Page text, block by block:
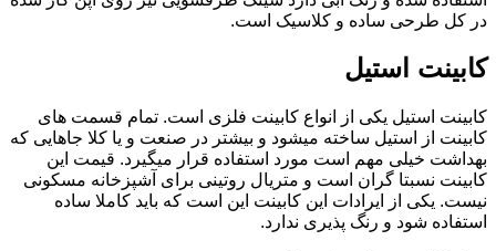
در کل طرحی ساده و کلاسیک است.
کابینت استیل
کابینت استیل یکی از انواع کابینت فلزی است. تمام قسمت های
کابینت از استیل ساخته میشود و بیشتر در صنعت و یا کلا جاهایی که
بهداشت خیلی مهم است مورد استفاده قرار میگیرد. قیمت این
کابینت نسبتا گران است و متریال روتینی برای آشپزخانه مسکونی
نیست. یکی از ایرادات این کابینت این است که باید کاملا ساده
استفاده شود و رنگ پذیری ندارد.